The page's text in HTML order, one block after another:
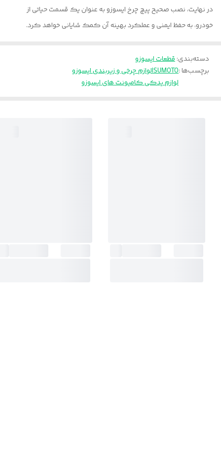
در نهایت، نصب صحیح پیچ چرخ ایسوزو به عنوان یک قسمت حیاتی از
خودرو، به حفظ ایمنی و عملکرد بهینه آن کمک شایانی خواهد کرد.
دسته‌بندی:قطعات ایسوزو
برچسب‌ها :ISUMOTOلوازم چرخی و زیربندی ایسوزو
لوازم یدکی کامیونت های ایسوزو